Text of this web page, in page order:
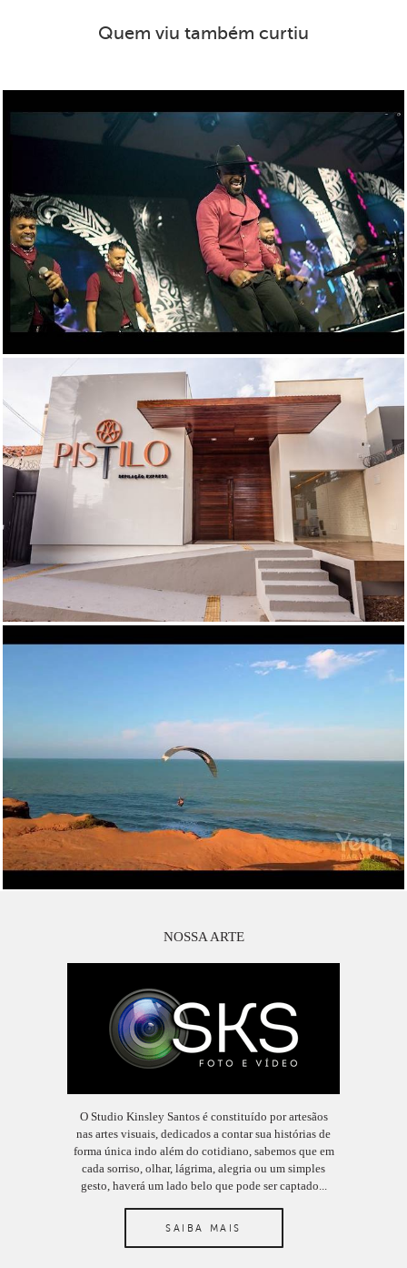
Quem viu também curtiu
NOSSA ARTE
O Studio Kinsley Santos é constituído por artesãos
nas artes visuais, dedicados a contar sua histórias de
forma única indo além do cotidiano, sabemos que em
cada sorriso, olhar, lágrima, alegria ou um simples
gesto, haverá um lado belo que pode ser captado...
SAIBA MAIS